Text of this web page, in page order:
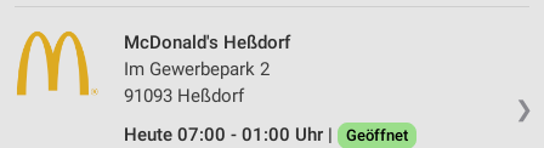
❯
McDonald's Heßdorf
Im Gewerbepark 2
91093 Heßdorf
Heute 07:00 - 01:00 Uhr |
Geöffnet